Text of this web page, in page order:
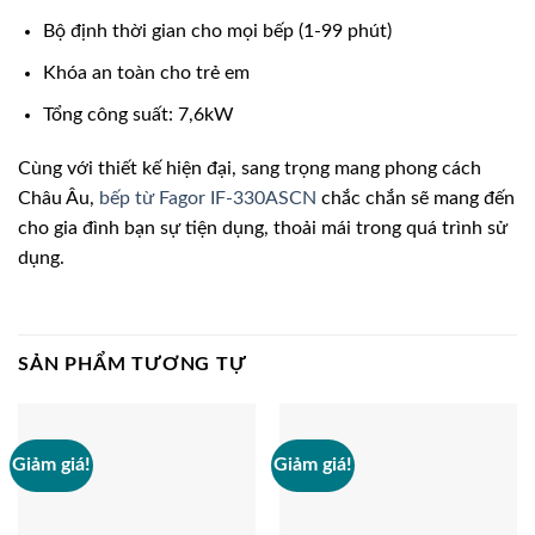
Bộ định thời gian cho mọi bếp (1-99 phút)
Khóa an toàn cho trẻ em
Tổng công suất: 7,6kW
Cùng với thiết kế hiện đại, sang trọng mang phong cách
Châu Âu, bếp từ Fagor IF-330ASCN chắc chắn sẽ mang đến
cho gia đình bạn sự tiện dụng, thoải mái trong quá trình sử
dụng.
SẢN PHẨM TƯƠNG TỰ
Giảm giá! Giảm giá!